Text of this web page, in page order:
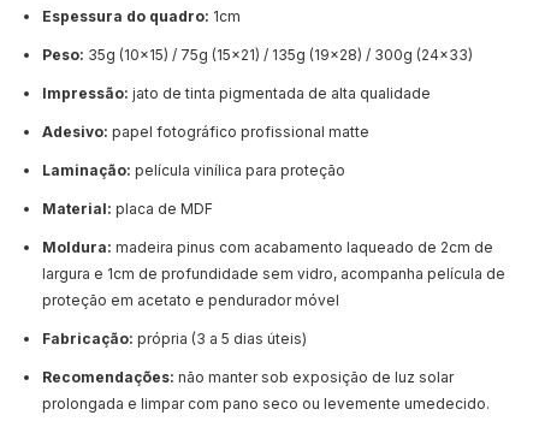
Espessura do quadro: 1cm
Peso: 35g (10x15) / 75g (15x21) / 135g (19x28) / 300g (24x33)
Impressão: jato de tinta pigmentada de alta qualidade
Adesivo: papel fotográfico profissional matte
Laminação: película vinílica para proteção
Material: placa de MDF
Moldura: madeira pinus com acabamento laqueado de 2cm de
largura e 1cm de profundidade sem vidro, acompanha película de
proteção em acetato e pendurador móvel
Fabricação: própria (3 a 5 dias úteis)
Recomendações: não manter sob exposição de luz solar
prolongada e limpar com pano seco ou levemente umedecido.